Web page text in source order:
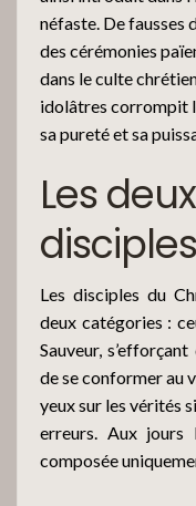
néfaste. De fausses
des cérémonies
dans le culte
idolâtres corrompit
sa pureté et sa
Les
disciples
Les disciples du
deux catégories :
Sauveur,
de se conformer au
yeux sur les vérités
erreurs. Aux jours
composée